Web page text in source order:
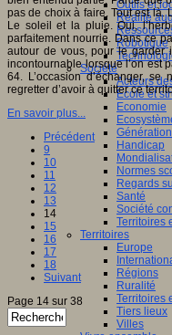
Outils et
Réalité
Robotique
Société
Acteurs
Ecole et
Economie
Handicap
Normes
Regards
Santé
Société
Territoires
Territoires
Europe
Régions
Ruralité
Territoires
Tiers lieux
Villes
pas de choix à faire. Tout est là.
Le soleil et la pluie. Oui,
parfaitement nourrie. Dans ce
autour de vous, pour le garder
incontournable lorsque l’on est
64. L’occasion d’échanger,
regretter d’avoir à quitter ce
En savoir plus...
Précédent
9
10
11
12
13
14
15
16
17
18
Suivant
Page 14 sur 38